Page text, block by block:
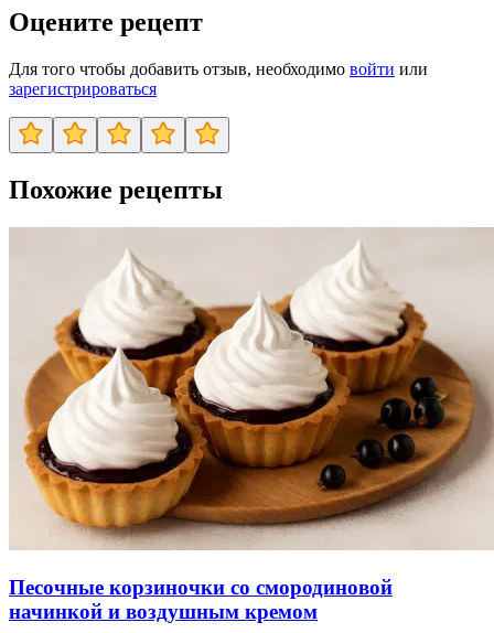
Оцените рецепт
Для того чтобы добавить отзыв, необходимо войти или
зарегистрироваться
Похожие рецепты
Песочные корзиночки со смородиновой
начинкой и воздушным кремом